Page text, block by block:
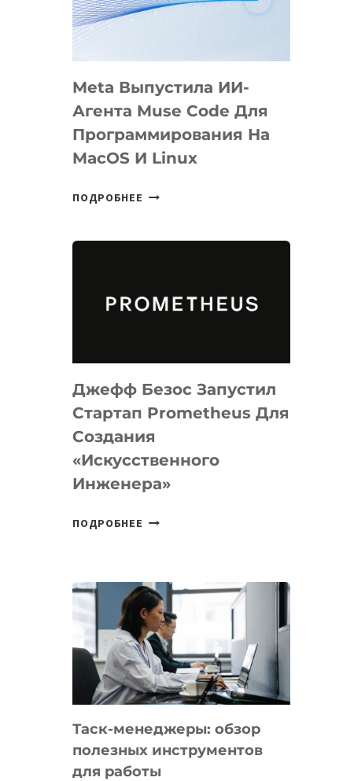
НА
Meta Выпустила ИИ-
Агента Muse Code Для
Программирования На
MacOS И Linux
ПОДРОБНЕЕ META
ДЛЯ
И
LINUX
Джефф Безос Запустил
Стартап Prometheus Для
Создания
«искусственного
Инженера»
ПОДРОБНЕЕ ДЖЕФФ
PROMETHEUS
ДЛЯ
СОЗДАНИЯ
«ИСКУССТВЕННОГО
ИНЖЕНЕРА»
Таск-менеджеры: обзор
полезных инструментов
для работы